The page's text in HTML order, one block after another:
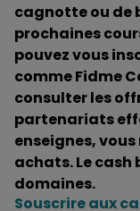
cagnotte ou de
prochaines
pouvez vous
comme Fidme
consulter les
partenariats
enseignes,
achats. Le cash
domaines.
Souscrire aux